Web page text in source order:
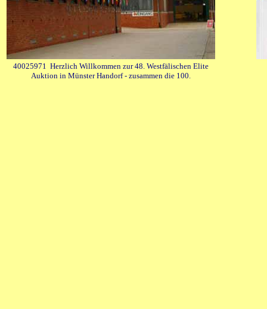
40025971 Herzlich Willkommen zur 48. Westfälischen Elite
Auktion in Münster Handorf - zusammen die 100.